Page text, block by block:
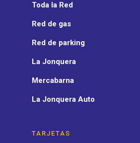
Toda la Red
Red de gas
Red de parking
La Jonquera
Mercabarna
La Jonquera Auto
TARJETAS